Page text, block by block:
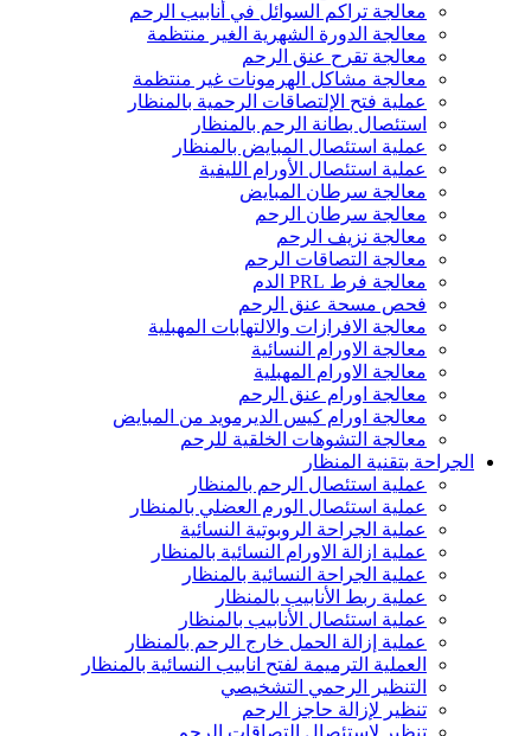
معالجة تراكم السوائل في أنابيب الرحم
معالجة الدورة الشهرية الغير منتظمة
معالجة تقرح عنق الرحم
معالجة مشاكل الهرمونات غير منتظمة
عملية فتح الإلتصاقات الرحمية بالمنظار
استئصال بطانة الرحم بالمنظار
عملية استئصال المبايض بالمنظار
عملية استئصال الأورام الليفية
معالجة سرطان المبايض
معالجة سرطان الرحم
معالجة نزيف الرحم
معالجة التصاقات الرحم
معالجة فرط PRL الدم
فحص مسحة عنق الرحم
معالجة الافرازات والالتهابات المهبلية
معالجة الاورام النسائية
معالجة الاورام المهبلية
معالجة اورام عنق الرحم
معالجة اورام كيس الديرمويد من المبايض
معالجة التشوهات الخلقية للرحم
الجراحة بتقنية المنظار
عملية استئصال الرحم بالمنظار
عملية استئصال الورم العضلي بالمنظار
عملية الجراحة الروبوتية النسائية
عملية ازالة الاورام النسائية بالمنظار
عملية الجراحة النسائية بالمنظار
عملية ربط الأنابيب بالمنظار
عملية استئصال الأنابيب بالمنظار
عملية إزالة الحمل خارج الرحم بالمنظار
العملية الترميمة لفتح انابيب النسائية بالمنظار
التنظير الرحمي التشخيصي
تنظير لإزالة حاجز الرحم
تنظير لاستئصال التصاقات الرحم